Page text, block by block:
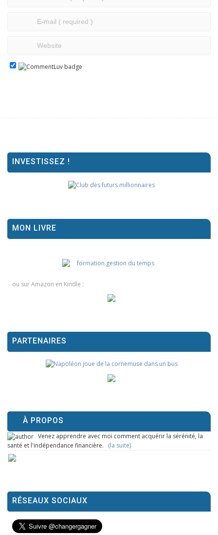
INVESTISSEZ !
MON LIVRE
ou sur Amazon en Kindle :
PARTENAIRES
À PROPOS
Venez apprendre avec moi comment acquérir la sérénité, la
santé et l'indépendance financière. (la suite)
RÉSEAUX SOCIAUX